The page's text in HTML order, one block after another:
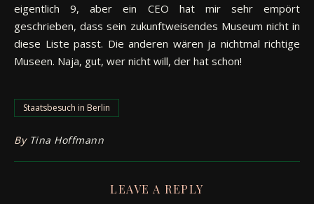
eigentlich 9, aber ein CEO hat mir sehr empört
geschrieben, dass sein zukunftweisendes Museum nicht in
diese Liste passt. Die anderen wären ja nichtmal richtige
Museen. Naja, gut, wer nicht will, der hat schon!
Staatsbesuch in Berlin
By Tina Hoffmann
LEAVE A REPLY